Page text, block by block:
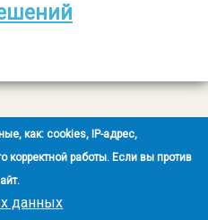
защищены
НЭОО «ЭКСПЕРТ»
- Ra-Don.ru
как: cookies, IP-адрес,
работы. Если вы против
данных